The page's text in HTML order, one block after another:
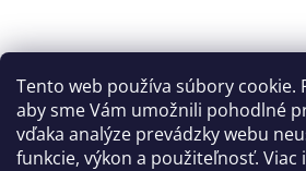
Tento web používa súbory cookie.
aby sme Vám umožnili pohodlné
vďaka analýze prevádzky webu
funkcie, výkon a použiteľnosť.